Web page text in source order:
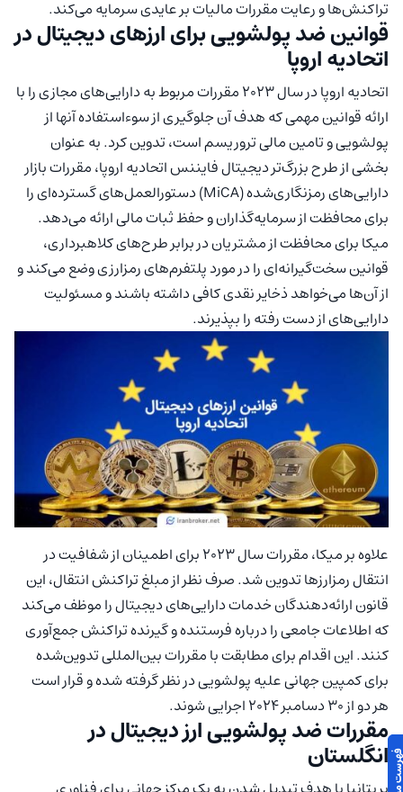
تراکنش‌ها و رعایت مقررات مالیات بر عایدی سرمایه می‌کند.
قوانین ضد پولشویی برای ارزهای دیجیتال در
اتحادیه اروپا
اتحادیه اروپا در سال ۲۰۲۳ مقررات مربوط به دارایی‌های مجازی را با
ارائه قوانین مهمی که هدف آن جلوگیری از سوءاستفاده آنها از
پولشویی و تامین مالی تروریسم است، تدوین کرد. به عنوان
بخشی از طرح بزرگ‌تر دیجیتال فایننس اتحادیه اروپا، مقررات بازار
دارایی‌های رمزنگاری‌شده (MiCA) دستورالعمل‌های گسترده‌ای را
برای محافظت از سرمایه‌گذاران و حفظ ثبات مالی ارائه می‌دهد.
میکا برای محافظت از مشتریان در برابر طرح‌های کلاهبرداری،
قوانین سخت‌گیرانه‌ای را در مورد پلتفرم‌های رمزارزی وضع می‌کند و
از آن‌ها می‌خواهد ذخایر نقدی کافی داشته باشند و مسئولیت
دارایی‌های از دست رفته را بپذیرند.
علاوه بر میکا، مقررات سال ۲۰۲۳ برای اطمینان از شفافیت در
انتقال رمزارزها تدوین شد. صرف نظر از مبلغ تراکنش انتقال، این
قانون ارائه‌دهندگان خدمات دارایی‌های دیجیتال را موظف می‌کند
که اطلاعات جامعی را درباره فرستنده و گیرنده تراکنش جمع‌آوری
کنند. این اقدام برای مطابقت با مقررات بین‌المللی تدوین‌شده
برای کمپین جهانی علیه پولشویی در نظر گرفته شده و قرار است
هر دو از ۳۰ دسامبر ۲۰۲۴ اجرایی شوند.
مقررات ضد پولشویی ارز دیجیتال در
انگلستان